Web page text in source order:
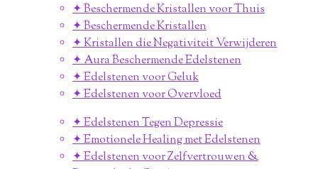
✦ Beschermende Kristallen voor Thuis
✦ Beschermende Kristallen
✦ Kristallen die Negativiteit Verwijderen
✦ Aura Beschermende Edelstenen
✦ Edelstenen voor Geluk
✦ Edelstenen voor Overvloed
✦ Edelstenen Tegen Depressie
✦ Emotionele Healing met Edelstenen
✦ Edelstenen voor Zelfvertrouwen &